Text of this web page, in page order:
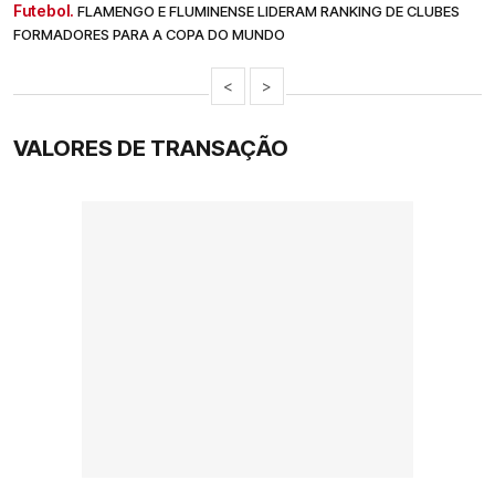
Futebol. FLAMENGO E FLUMINENSE LIDERAM RANKING DE CLUBES
FORMADORES PARA A COPA DO MUNDO
< >
VALORES DE TRANSAÇÃO